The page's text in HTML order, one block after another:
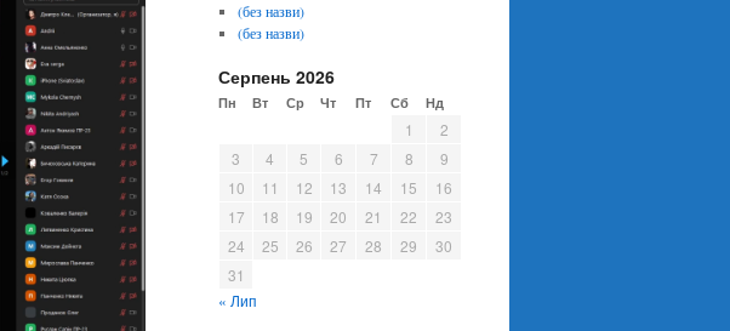
(без назви)
(без назви)
Серпень 2026
Пн Вт Ср Чт Пт Сб Нд
1
2
3
4 5 6 7 8
9
10
11 12 13 14 15
16
17
18 19 20 21 22
23
24
25 26 27 28 29
30
31
« Лип